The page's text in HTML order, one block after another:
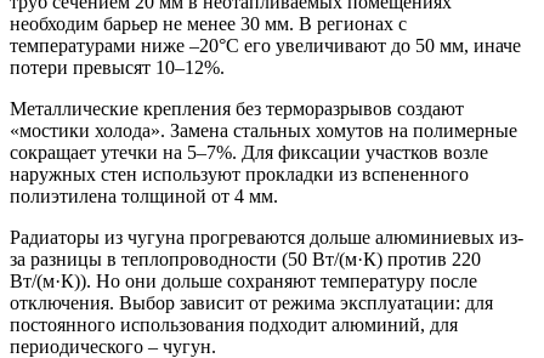
необходим барьер не менее 30 мм. В регионах с
температурами ниже –20°C его увеличивают до 50 мм, иначе
потери превысят 10–12%.
Металлические крепления без терморазрывов создают
«мостики холода». Замена стальных хомутов на полимерные
сокращает утечки на 5–7%. Для фиксации участков возле
наружных стен используют прокладки из вспененного
полиэтилена толщиной от 4 мм.
Радиаторы из чугуна прогреваются дольше алюминиевых из-
за разницы в теплопроводности (50 Вт/(м·К) против 220
Вт/(м·К)). Но они дольше сохраняют температуру после
отключения. Выбор зависит от режима эксплуатации: для
постоянного использования подходит алюминий, для
периодического – чугун.